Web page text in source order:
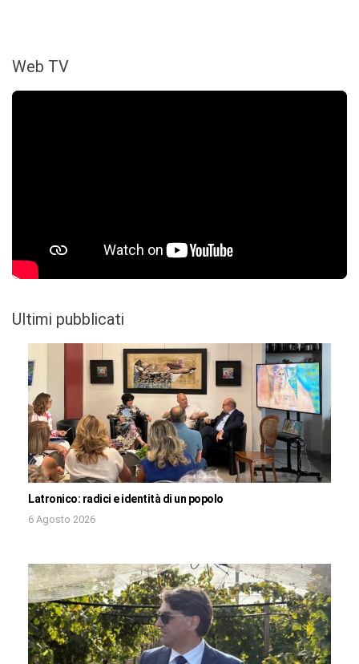
Web TV
Ultimi pubblicati
Latronico: radici e identità di un popolo
6 Agosto 2026